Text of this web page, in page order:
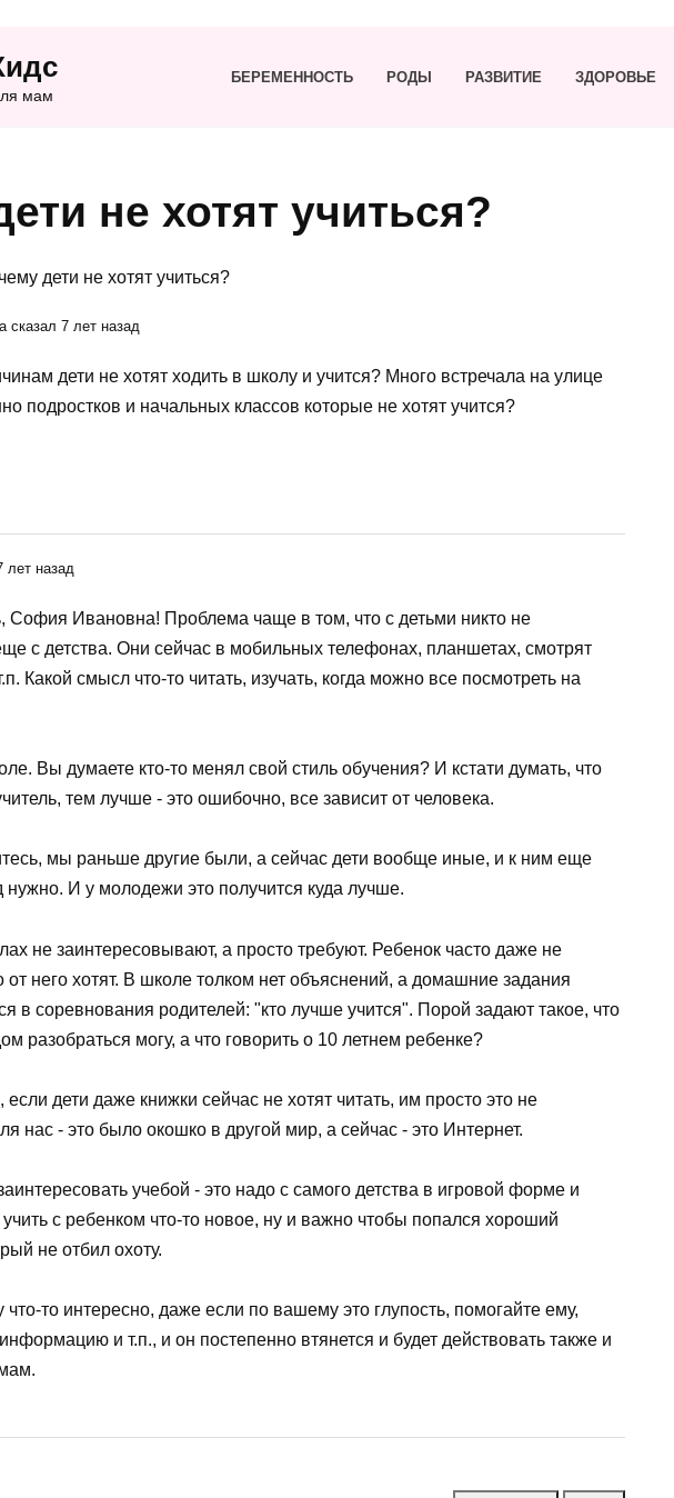
мам
БЕРЕМЕННОСТЬ РОДЫ РАЗВИТИЕ ЗДОРОВЬЕ
не хотят учиться?
дети не хотят учиться?
сказал 7 лет назад
дети не хотят ходить в школу и учится? Много встречала на улице
подростков и начальных классов которые не хотят учится?
лет назад
София Ивановна! Проблема чаще в том, что с детьми никто не
с детства. Они сейчас в мобильных телефонах, планшетах, смотрят
Какой смысл что-то читать, изучать, когда можно все посмотреть на
Вы думаете кто-то менял свой стиль обучения? И кстати думать, что
тем лучше - это ошибочно, все зависит от человека.
мы раньше другие были, а сейчас дети вообще иные, и к ним еще
нужно. И у молодежи это получится куда лучше.
не заинтересовывают, а просто требуют. Ребенок часто даже не
от него хотят. В школе толком нет объяснений, а домашние задания
в соревнования родителей: "кто лучше учится". Порой задают такое, что
разобраться могу, а что говорить о 10 летнем ребенке?
если дети даже книжки сейчас не хотят читать, им просто это не
нас - это было окошко в другой мир, а сейчас - это Интернет.
учебой - это надо с самого детства в игровой форме и
с ребенком что-то новое, ну и важно чтобы попался хороший
не отбил охоту.
что-то интересно, даже если по вашему это глупость, помогайте ему,
и т.п., и он постепенно втянется и будет действовать также и